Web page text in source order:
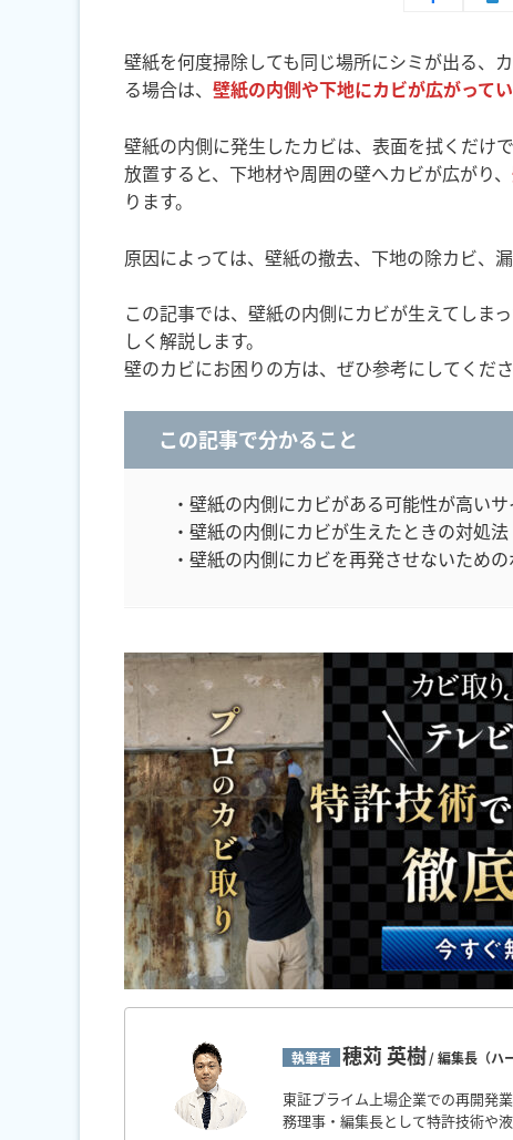
壁紙を何度掃除しても同じ場所にシミが出る、
る場合は、 壁紙の内側や下地にカビが広がって
壁紙の内側に発生したカビは、表面を拭くだけ
放置すると、下地材や周囲の壁へカビが広がり、
ります。
原因によっては、壁紙の撤去、下地の除カビ、
この記事では、壁紙の内側にカビが生えてしま
しく解説します。
壁のカビにお困りの方は、ぜひ参考にしてくださ
この記事で分かること
・壁紙の内側にカビがある可能性が高い
・壁紙の内側にカビが生えたときの対処法
・壁紙の内側にカビを再発させないため
執筆者 穂苅 英樹/ 編集長（ハ
東証プライム上場企業での再開発
務理事・編集長として特許技術や